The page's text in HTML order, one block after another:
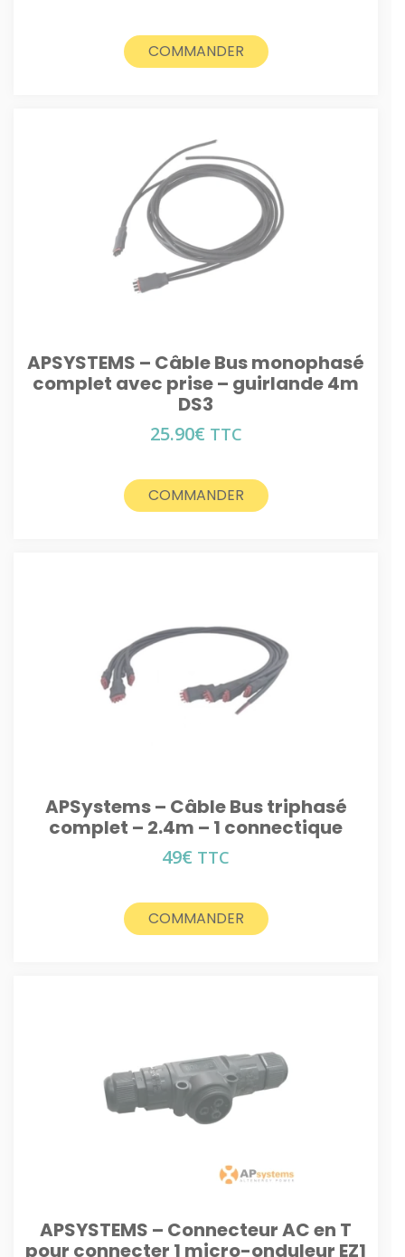
COMMANDER
APSYSTEMS – Câble Bus monophasé
complet avec prise – guirlande 4m
DS3
25.90€ TTC
COMMANDER
APSystems – Câble Bus triphasé
complet – 2.4m – 1 connectique
49€ TTC
COMMANDER
APSYSTEMS – Connecteur AC en T
pour connecter 1 micro-onduleur EZ1